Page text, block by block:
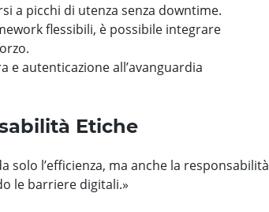
a picchi di utenza senza downtime.
flessibili, è possibile integrare
e autenticazione all’avanguardia
Etiche
solo l’efficienza, ma anche la responsabilità
le barriere digitali.»